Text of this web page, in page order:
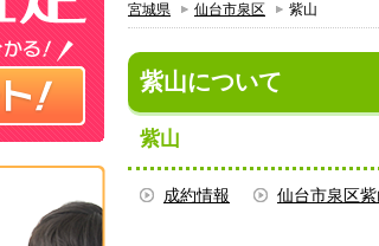
宮城県 仙台市泉区 紫山
紫山について
紫山
成約情報 仙台市泉区